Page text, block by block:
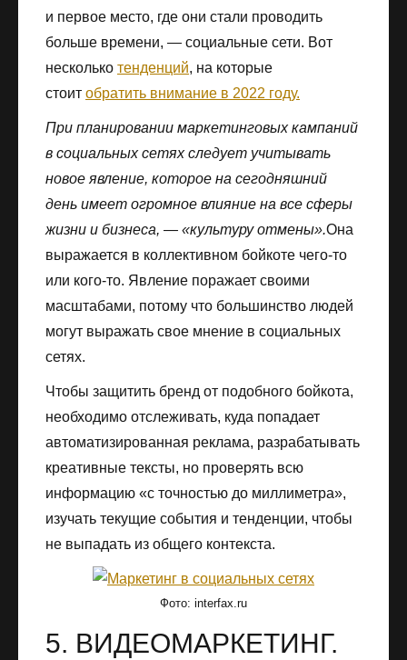
и первое место, где они стали проводить
больше времени, — социальные сети. Вот
несколько тенденций, на которые
стоит обратить внимание в 2022 году.
При планировании маркетинговых кампаний
в социальных сетях следует учитывать
новое явление, которое на сегодняшний
день имеет огромное влияние на все сферы
жизни и бизнеса, — «культуру отмены».Она
выражается в коллективном бойкоте чего-то
или кого-то. Явление поражает своими
масштабами, потому что большинство людей
могут выражать свое мнение в социальных
сетях.
Чтобы защитить бренд от подобного бойкота,
необходимо отслеживать, куда попадает
автоматизированная реклама, разрабатывать
креативные тексты, но проверять всю
информацию «с точностью до миллиметра»,
изучать текущие события и тенденции, чтобы
не выпадать из общего контекста.
Фото: interfax.ru
5. ВИДЕОМАРКЕТИНГ.